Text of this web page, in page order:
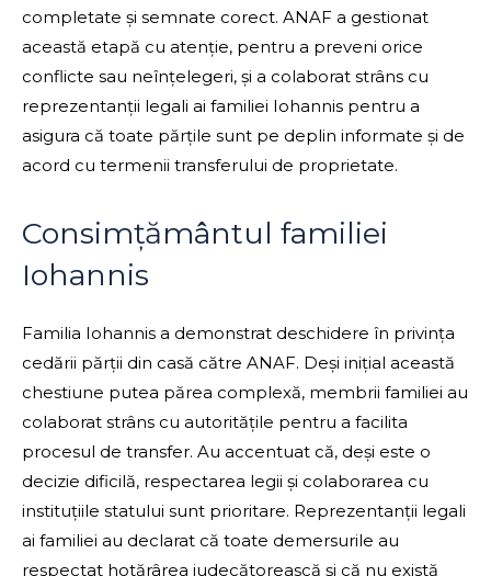
completate și semnate corect. ANAF a gestionat
această etapă cu atenție, pentru a preveni orice
conflicte sau neînțelegeri, și a colaborat strâns cu
reprezentanții legali ai familiei Iohannis pentru a
asigura că toate părțile sunt pe deplin informate și de
acord cu termenii transferului de proprietate.
Consimțământul familiei
Iohannis
Familia Iohannis a demonstrat deschidere în privința
cedării părții din casă către ANAF. Deși inițial această
chestiune putea părea complexă, membrii familiei au
colaborat strâns cu autoritățile pentru a facilita
procesul de transfer. Au accentuat că, deși este o
decizie dificilă, respectarea legii și colaborarea cu
instituțiile statului sunt prioritare. Reprezentanții legali
ai familiei au declarat că toate demersurile au
respectat hotărârea judecătorească și că nu există